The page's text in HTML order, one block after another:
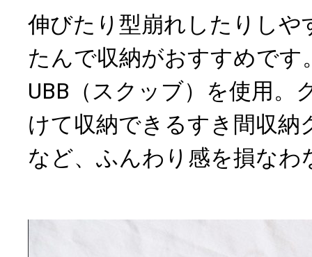
伸びたり型崩れしたりしや
たんで収納がおすすめです
UBB（スクッブ）を使用。
けて収納できるすき間収納
など、ふんわり感を損なわ